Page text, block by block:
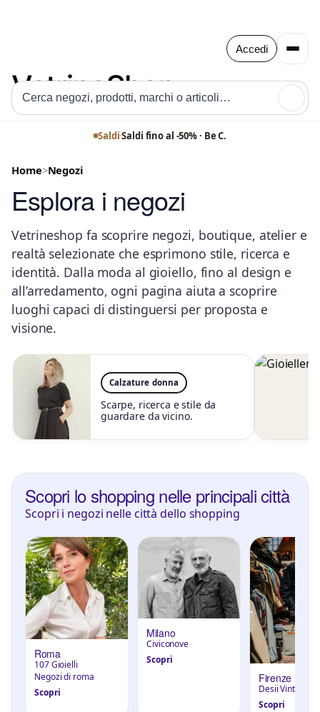
Accedi
Saldi·Saldi fino al -50% · Be C.
Home>Negozi
Esplora i negozi
Vetrineshop fa scoprire negozi, boutique, atelier e
realtà selezionate che esprimono stile, ricerca e
identità. Dalla moda al gioiello, fino al design e
all’arredamento, ogni pagina aiuta a scoprire
luoghi capaci di distinguersi per proposta e
visione.
Calzature donna
Scarpe, ricerca e stile da
guardare da vicino.
Scopri lo shopping nelle principali città
Scopri i negozi nelle città dello shopping
Roma
107 Gioielli
Negozi di roma
Scopri
Milano
Civiconove
Scopri
Firenze
Desii Vintage
Scopri